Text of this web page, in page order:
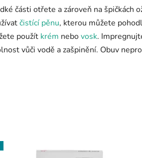
části otřete a zároveň na špičkách
čistící pěnu, kterou můžete
použít krém nebovosk.
vůči vodě a zašpinění. Obuv